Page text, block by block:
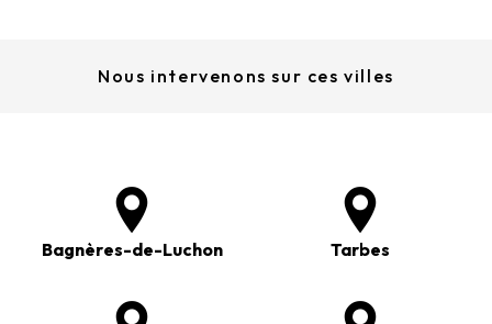
Nous intervenons sur ces villes
Bagnères-de-Luchon Tarbes